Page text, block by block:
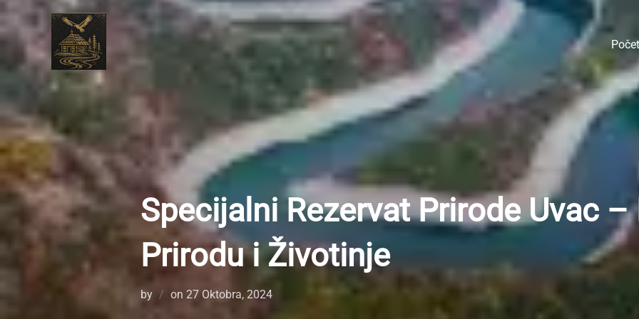
content
Specijalni Rezervat Prirode Uvac –
Prirodu i Životinje
by on Posted
27 Oktobra, 2024